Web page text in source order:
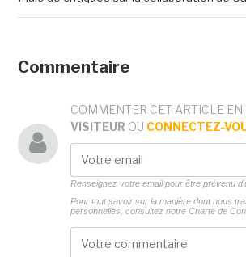
Commentaire
COMMENTER CET ARTICLE EN
VISITEUR OU CONNECTEZ-
Renseignez votre email pour être prévenu
Pour tout savoir sur la manière dont nous
personnelles, consultez notre Charte de